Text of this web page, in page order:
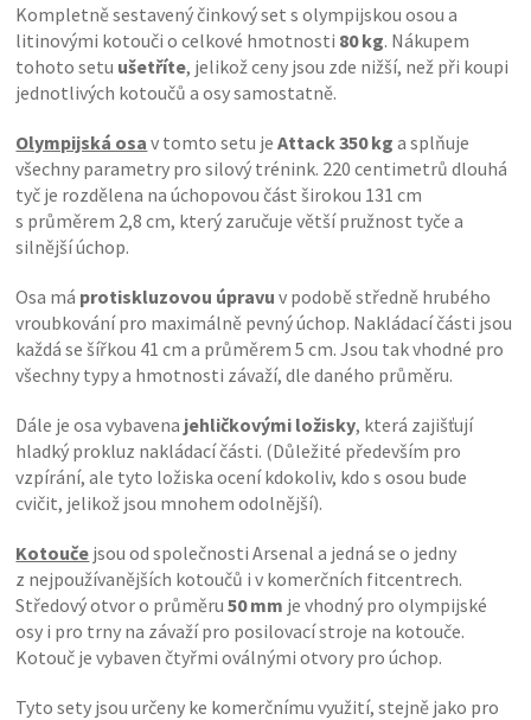
Kompletně sestavený činkový set s olympijskou osou a
litinovými kotouči o celkové hmotnosti 80 kg. Nákupem
tohoto setu ušetříte, jelikož ceny jsou zde nižší, než při koupi
jednotlivých kotoučů a osy samostatně.
Olympijská osa v tomto setu jeAttack 350 kg a splňuje
všechny parametry pro silový trénink. 220 centimetrů dlouhá
tyč je rozdělena na úchopovou část širokou 131 cm
s průměrem 2,8 cm, který zaručuje větší pružnost tyče a
silnější úchop.
Osa má protiskluzovou úpravu v podobě středně hrubého
vroubkování pro maximálně pevný úchop. Nakládací části jsou
každá se šířkou 41 cm a průměrem 5 cm. Jsou tak vhodné pro
všechny typy a hmotnosti závaží, dle daného průměru.
Dále je osa vybavena jehličkovými ložisky, která zajišťují
hladký prokluz nakládací části. (Důležité především pro
vzpírání, ale tyto ložiska ocení kdokoliv, kdo s osou bude
cvičit, jelikož jsou mnohem odolnější).
Kotouče jsou od společnosti Arsenal a jedná se o jedny
z nejpoužívanějších kotoučů i v komerčních fitcentrech.
Středový otvor o průměru50 mm je vhodný pro olympijské
osy i pro trny na závaží pro posilovací stroje na kotouče.
Kotouč je vybaven čtyřmi oválnými otvory pro úchop.
Tyto sety jsou určeny ke komerčnímu využití, stejně jako pro